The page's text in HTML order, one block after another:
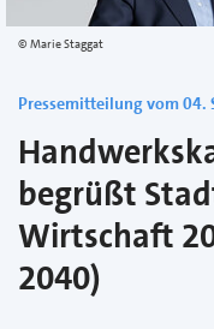
Marie Staggat
Pressemitteilung vom 04.
begrüßt
Wirtschaft
2040)